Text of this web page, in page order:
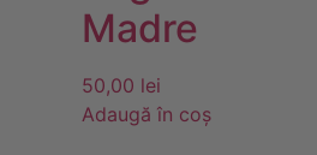
Madre
50,00 lei
Adaugă în coș